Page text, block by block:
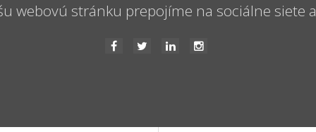
webovú stránku prepojíme na sociálne siete